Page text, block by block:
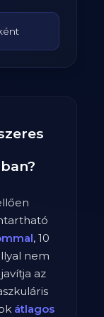
, 10
nem
az
átlagos